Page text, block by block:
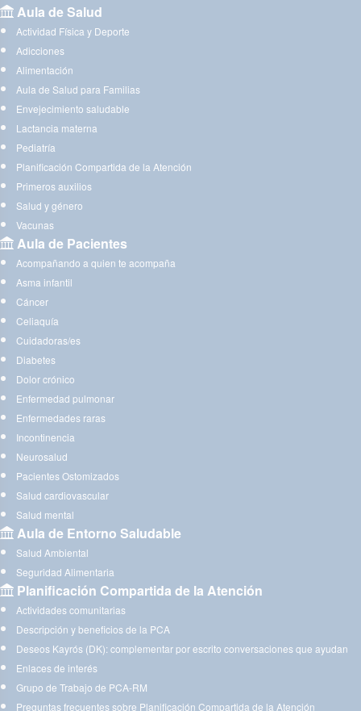
Aula de Salud
Actividad Física y Deporte
Adicciones
Alimentación
Aula de Salud para Familias
Envejecimiento saludable
Lactancia materna
Pediatría
Planificación Compartida de la Atención
Primeros auxilios
Salud y género
Vacunas
Aula de Pacientes
Acompañando a quien te acompaña
Asma infantil
Cáncer
Celiaquía
Cuidadoras/es
Diabetes
Dolor crónico
Enfermedad pulmonar
Enfermedades raras
Incontinencia
Neurosalud
Pacientes Ostomizados
Salud cardiovascular
Salud mental
Aula de Entorno Saludable
Salud Ambiental
Seguridad Alimentaria
Planificación Compartida de la Atención
Actividades comunitarias
Descripción y beneficios de la PCA
Deseos Kayrós (DK): complementar por escrito conversaciones que ayudan
Enlaces de interés
Grupo de Trabajo de PCA-RM
Preguntas frecuentes sobre Planificación Compartida de la Atención